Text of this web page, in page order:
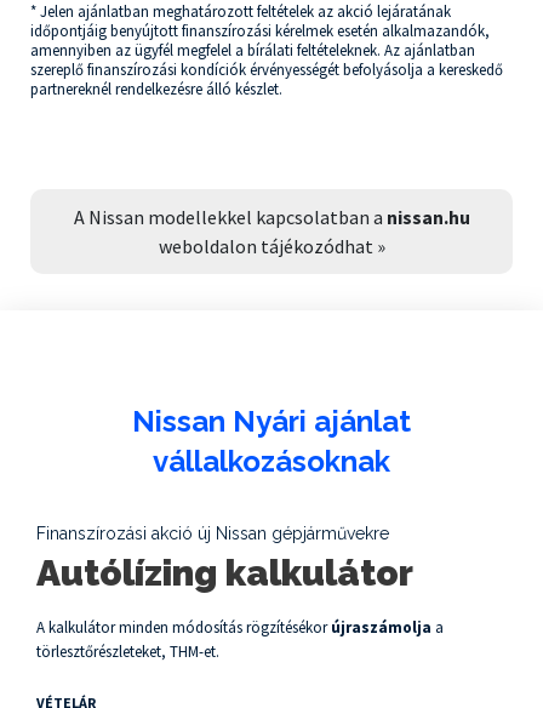
* Jelen ajánlatban meghatározott feltételek az akció lejáratának
időpontjáig benyújtott finanszírozási kérelmek esetén alkalmazandók,
amennyiben az ügyfél megfelel a bírálati feltételeknek. Az ajánlatban
szereplő finanszírozási kondíciók érvényességét befolyásolja a kereskedő
partnereknél rendelkezésre álló készlet.
A Nissan modellekkel kapcsolatban a nissan.hu
weboldalon tájékozódhat »
Nissan Nyári ajánlat
vállalkozásoknak
Finanszírozási akció új Nissan gépjárművekre
Autólízing kalkulátor
A kalkulátor minden módosítás rögzítésékorújraszámolja a
törlesztőrészleteket, THM-et.
VÉTELÁR